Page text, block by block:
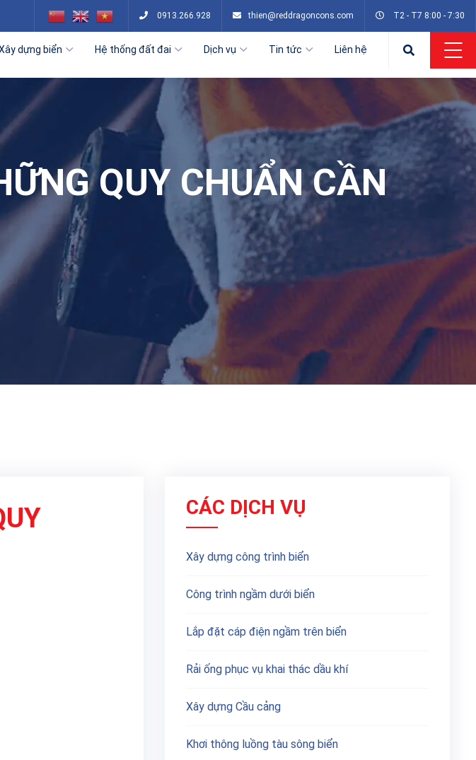
0913.266.928 thien@reddragoncons.com T2 - T7 8:00 - 7:30
dựng biển Hệ thống đất đai Dịch vụ Tin tức Liên hệ
QUY CHUẨN CẦN
CÁC DỊCH VỤ
Xây dựng công trình biển
Công trình ngầm dưới biển
Lắp đặt cáp điện ngầm trên biển
Rải ống phục vụ khai thác dầu khí
Xây dựng Cầu cảng
Khơi thông luồng tàu sông biển